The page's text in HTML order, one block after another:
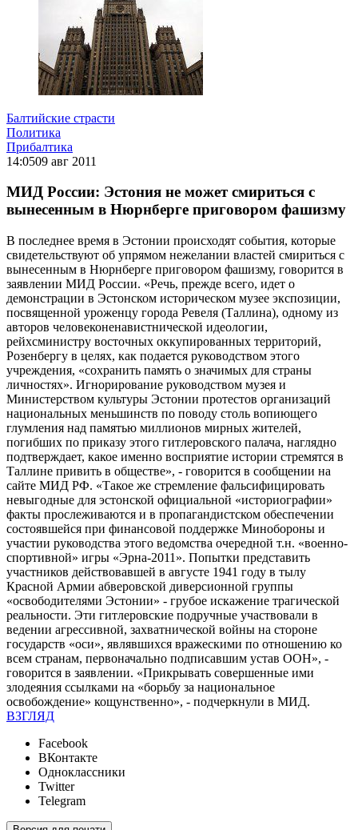
Балтийские страсти
Политика
Прибалтика
14:0509 авг 2011
МИД России: Эстония не может смириться с
вынесенным в Нюрнберге приговором фашизму
В последнее время в Эстонии происходят события, которые
свидетельствуют об упрямом нежелании властей смириться с
вынесенным в Нюрнберге приговором фашизму, говорится в
заявлении МИД России. «Речь, прежде всего, идет о
демонстрации в Эстонском историческом музее экспозиции,
посвященной уроженцу города Ревеля (Таллина), одному из
авторов человеконенавистнической идеологии,
рейхсминистру восточных оккупированных территорий,
Розенбергу в целях, как подается руководством этого
учреждения, «сохранить память о значимых для страны
личностях». Игнорирование руководством музея и
Министерством культуры Эстонии протестов организаций
национальных меньшинств по поводу столь вопиющего
глумления над памятью миллионов мирных жителей,
погибших по приказу этого гитлеровского палача, наглядно
подтверждает, какое именно восприятие истории стремятся в
Таллине привить в обществе», - говорится в сообщении на
сайте МИД РФ. «Такое же стремление фальсифицировать
невыгодные для эстонской официальной «историографии»
факты прослеживаются и в пропагандистском обеспечении
состоявшейся при финансовой поддержке Минобороны и
участии руководства этого ведомства очередной т.н. «военно-
спортивной» игры «Эрна-2011». Попытки представить
участников действовавшей в августе 1941 году в тылу
Красной Армии абверовской диверсионной группы
«освободителями Эстонии» - грубое искажение трагической
реальности. Эти гитлеровские подручные участвовали в
ведении агрессивной, захватнической войны на стороне
государств «оси», являвшихся вражескими по отношению ко
всем странам, первоначально подписавшим устав ООН», -
говорится в заявлении. «Прикрывать совершенные ими
злодеяния ссылками на «борьбу за национальное
освобождение» кощунственно», - подчеркнули в МИД.
ВЗГЛЯД
Facebook
ВКонтакте
Одноклассники
Twitter
Telegram